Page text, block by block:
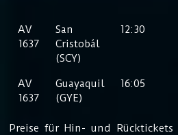
AV
1637
San
Cristobál
(SCY)
12:30
AV
1637
Guayaquil
(GYE)
16:05
Preise für Hin- und Rücktickets